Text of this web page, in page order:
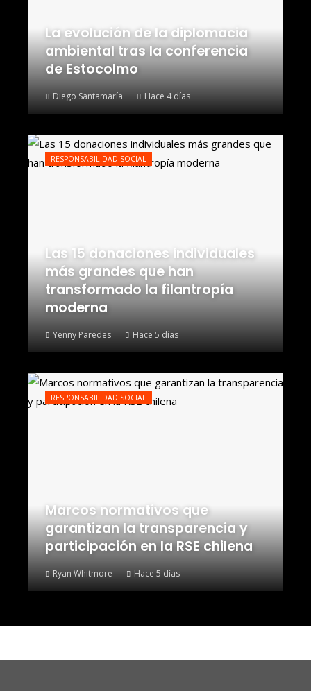
La evolución de la diplomacia
ambiental tras la conferencia
de Estocolmo
Diego Santamaría Hace 4 días
RESPONSABILIDAD SOCIAL
Las 15 donaciones individuales
más grandes que han
transformado la filantropía
moderna
Yenny Paredes Hace 5 días
RESPONSABILIDAD SOCIAL
Marcos normativos que
garantizan la transparencia y
participación en la RSE chilena
Ryan Whitmore Hace 5 días